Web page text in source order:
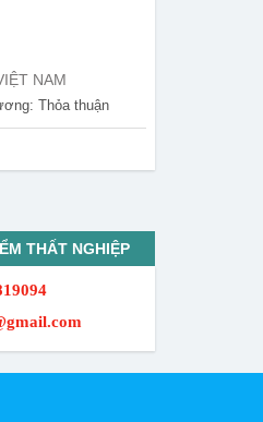
NAM
Thỏa thuận
THẤT NGHIỆP